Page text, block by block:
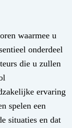
waarmee u
onderdeel
die u zullen
ervaring
spelen een
situaties en dat